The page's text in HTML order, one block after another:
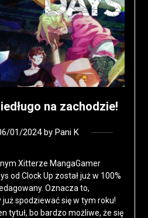
na zachodzie!
01/2024by Pani K
Xitterze MangaGamer
od Clock Up został już w 100%
Oznacza to,
spodziewać się w tym roku!
tytuł, bo bardzo możliwe, że się